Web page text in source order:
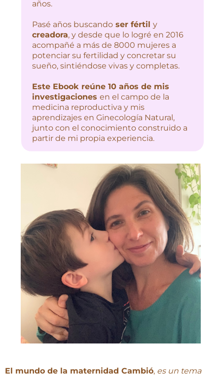
años.
Pasé años buscando ser fértil y
creadora, y desde que lo logré en 2016
acompañé a más de 8000 mujeres a
potenciar su fertilidad y concretar su
sueño, sintiéndose vivas y completas.
Este Ebook reúne 10 años de mis
investigaciones en el campo de la
medicina reproductiva y mis
aprendizajes en Ginecología Natural,
junto con el conocimiento construido a
partir de mi propia experiencia.
El mundo de la maternidad Cambió, es un tema